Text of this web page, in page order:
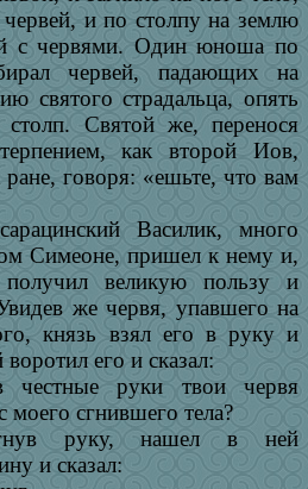
и по столпу на землю
с червями. Один юноша по
червей, падающих на
святого страдальца, опять
Святой же, перенося
как второй Иов,
говоря: «ешьте, что вам
Василик, много
Симеоне, пришел к нему и,
великую пользу и
же червя, упавшего на
князь взял его в руку и
его и сказал:
руки твои червя
сгнившего тела?
руку, нашел в ней
и сказал: